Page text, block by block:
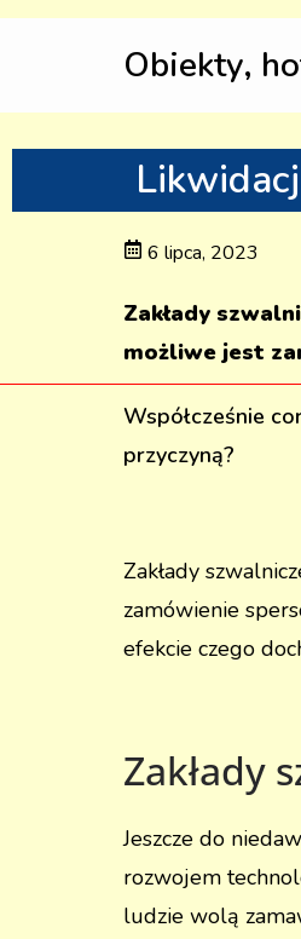
Obiekty,
6 lipca, 2023
Zakłady
możliwe jest
Współcześnie
przyczyną?
Zakłady
zamówienie
efekcie czego
Zakłady
Jeszcze do
rozwojem
ludzie wolą